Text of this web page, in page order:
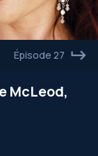
Épisode 27
McLeod,